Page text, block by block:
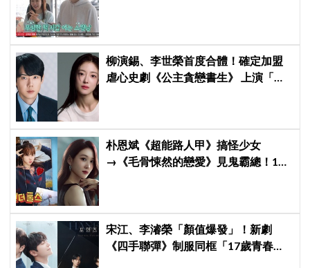
柳演錫、李世榮首度合體！確定加盟
虐心史劇《公主貪戀書生》 上演「朝
朴恩斌《超能路人甲》搞怪少女
→《毛骨悚然的戀愛》見鬼霸總！180
宋江、李濬榮「顏值爆發」！新劇
《四手聯彈》制服同框「17歲青春神